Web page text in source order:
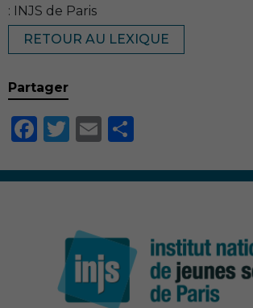
: INJS de Paris
RETOUR AU LEXIQUE
Partager
Facebook
Twitter
Email